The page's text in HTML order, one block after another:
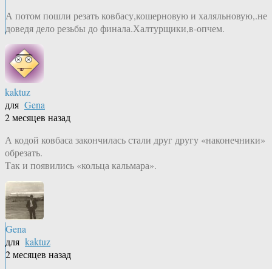
А потом пошли резать ковбасу,кошерновую и халяльновую,.не
доведя дело резьбы до финала.Халтурщики,в-опчем.
kaktuz
для Gena
2 месяцев назад
А кодой ковбаса закончилась стали друг другу «наконечники»
обрезать.
Так и появились «кольца кальмара».
Gena
для kaktuz
2 месяцев назад